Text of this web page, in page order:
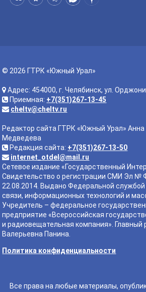
© 2026 ГТРК «Южный Урал»
Адрес: 454000, г. Челябинск, ул.
Приемная: +7(351)267-13-45
cheltv@cheltv.ru
Редактор сайта ГТРК «Южный Урал»
Медведева
Редакция сайта: +7(351)267-13-50
internet_otdel@mail.ru
Сетевое издание «Государственный
Свидетельство о регистрации СМИ Эл №
22.08.2014. Выдано Федеральной
связи, информационных технологий и
Учредитель – федеральное
предприятие «Всероссийская
и радиовещательная компания». Главный
Валерьевна Панина.
Политика конфиденциальности
Все права на любые материалы,